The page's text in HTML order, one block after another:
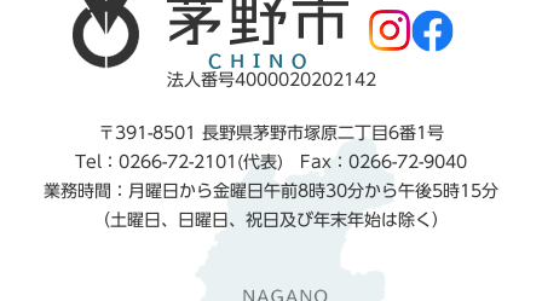
法人番号4000020202142
〒391-8501 長野県茅野市塚原二丁目6番1号
Tel：0266-72-2101(代表) Fax：0266-72-9040
業務時間：月曜日から金曜日午前8時30分から午後5時15分
（土曜日、日曜日、祝日及び年末年始は除く）